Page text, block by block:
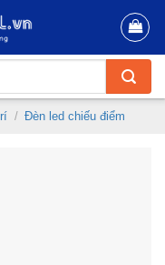
/ Đèn led chiếu điểm